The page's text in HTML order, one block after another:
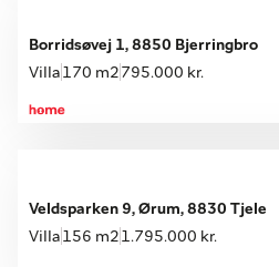
Lørdag 22.08, kl. 10.00-14.00
Borridsøvej 1, 8850 Bjerringbro
Villa 170 m2 795.000 kr.
Veldsparken 9, Ørum, 8830 Tjele
Villa 156 m2 1.795.000 kr.